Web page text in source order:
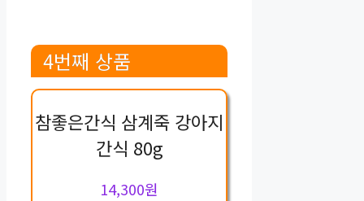
4번째 상품
참좋은간식 삼계죽 강아지
간식 80g
14,300원